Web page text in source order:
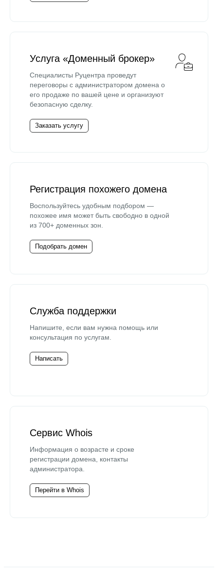
Услуга «Доменный брокер»
Специалисты Руцентра проведут
переговоры с администратором домена о
его продаже по вашей цене и организуют
безопасную сделку.
Заказать услугу
Регистрация похожего домена
Воспользуйтесь удобным подбором —
похожее имя может быть свободно в одной
из 700+ доменных зон.
Подобрать домен
Служба поддержки
Напишите, если вам нужна помощь или
консультация по услугам.
Написать
Сервис Whois
Информация о возрасте и сроке
регистрации домена, контакты
администратора.
Перейти в Whois